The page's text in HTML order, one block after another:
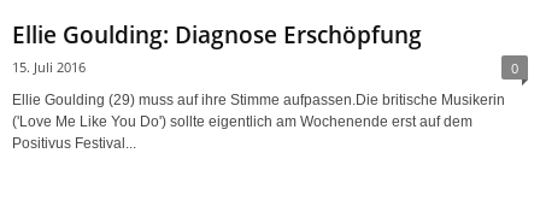
Ellie Goulding: Diagnose Erschöpfung
15. Juli 2016 0
Ellie Goulding (29) muss auf ihre Stimme aufpassen.Die britische Musikerin
('Love Me Like You Do') sollte eigentlich am Wochenende erst auf dem
Positivus Festival...